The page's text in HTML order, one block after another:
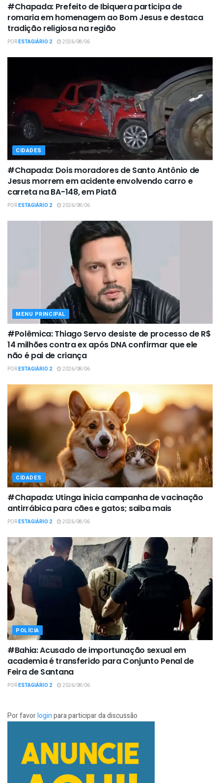
#Chapada: Prefeito de Ibiquera participa de
romaria em homenagem ao Bom Jesus e destaca
tradição religiosa na região
PORESTAGIÁRIO 2 2026/08/06
CIDADES
#Chapada: Dois moradores de Santo Antônio de
Jesus morrem em acidente envolvendo carro e
carreta na BA-148, em Piatã
PORESTAGIÁRIO 2 2026/08/06
MENU PRINCIPAL
#Polêmica: Thiago Servo desiste de processo de R$
14 milhões contra ex após DNA confirmar que ele
não é pai de criança
PORESTAGIÁRIO 2 2026/08/06
CIDADES
#Chapada: Utinga inicia campanha de vacinação
antirrábica para cães e gatos; saiba mais
PORESTAGIÁRIO 2 2026/08/06
POLÍCIA
#Bahia: Acusado de importunação sexual em
academia é transferido para Conjunto Penal de
Feira de Santana
PORESTAGIÁRIO 2 2026/08/06
Por favorloginpara participar da discussão